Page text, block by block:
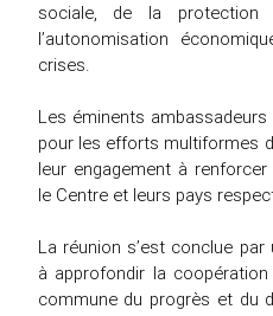
sociale, de la
l’autonomisation
crises.
Les éminents
pour les efforts multiformes
leur engagement à
le Centre et leurs pays
La réunion s’est conclue
à approfondir la
commune du progrès et du